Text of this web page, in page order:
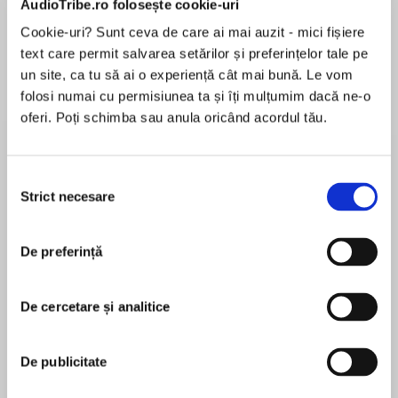
AudioTribe.ro folosește cookie-uri
Cookie-uri? Sunt ceva de care ai mai auzit - mici fișiere
text care permit salvarea setărilor și preferințelor tale pe
un site, ca tu să ai o experiență cât mai bună. Le vom
folosi numai cu permisiunea ta și îți mulțumim dacă ne-o
oferi. Poți schimba sau anula oricând acordul tău.
consimțământului
Strict necesare
De preferință
De cercetare și analitice
De publicitate
Desprecarte
Collins brings the Queen of Crime, Agatha
Christie, to English language learners.
Agatha Christie is the most widely published
author of all time and in any language. Now
novels for English language learners. These
language targeted at learners of English.
Late one night, two teachers investigate a
pentru această carte
Agatha Christie is known throughout the world as